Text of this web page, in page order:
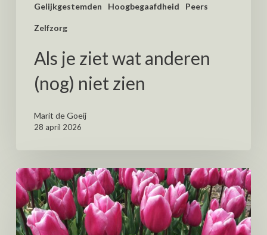
Gelijkgestemden Hoogbegaafdheid Peers
Zelfzorg
Als je ziet wat anderen
(nog) niet zien
Marit de Goeij
28 april 2026